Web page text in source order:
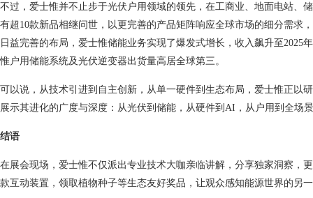
不过，爱士惟并不止步于光伏户用领域的领先，在工商业、地面电站、
有超10款新品相继问世，以更完善的产品矩阵响应全球市场的细分需求
日益完善的布局，爱士惟储能业务实现了爆发式增长，收入飙升至2025
惟户用储能系统及光伏逆变器出货量高居全球第三。
可以说，从技术引进到自主创新，从单一硬件到生态布局，爱士惟正以
展示其进化的广度与深度：从光伏到储能，从硬件到AI，从户用到全场
结语
在展会现场，爱士惟不仅派出专业技术大咖亲临讲解，分享独家洞察
款互动装置，领取植物种子等生态友好奖品，让观众感知能源世界的另